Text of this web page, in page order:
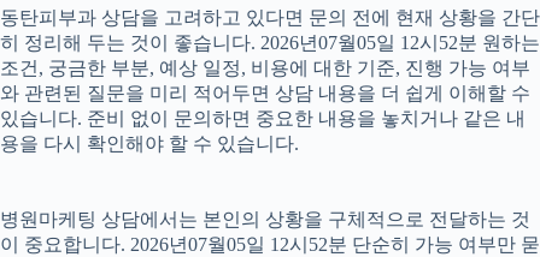
동탄피부과 상담을 고려하고 있다면 문의 전에 현재 상황을 간단
히 정리해 두는 것이 좋습니다. 2026년07월05일 12시52분 원하는
조건, 궁금한 부분, 예상 일정, 비용에 대한 기준, 진행 가능 여부
와 관련된 질문을 미리 적어두면 상담 내용을 더 쉽게 이해할 수
있습니다. 준비 없이 문의하면 중요한 내용을 놓치거나 같은 내
용을 다시 확인해야 할 수 있습니다.
병원마케팅 상담에서는 본인의 상황을 구체적으로 전달하는 것
이 중요합니다. 2026년07월05일 12시52분 단순히 가능 여부만 묻